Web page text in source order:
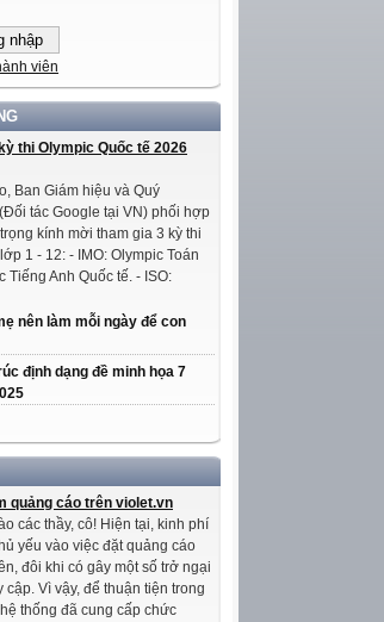
viên
thi Olympic Quốc tế 2026
Ban Giám hiệu và Quý
tác Google tại VN) phối hợp
kính mời tham gia 3 kỳ thi
1 - 12: - IMO: Olympic Toán
Tiếng Anh Quốc tế. - ISO:
nên làm mỗi ngày để con
định dạng đề minh họa 7
quảng cáo trên violet.vn
các thầy, cô! Hiện tại, kinh phí
yếu vào việc đặt quảng cáo
đôi khi có gây một số trở ngại
cập. Vì vậy, để thuận tiện trong
thống đã cung cấp chức